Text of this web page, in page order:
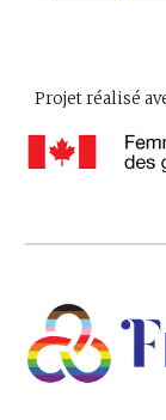
Projet réalisé